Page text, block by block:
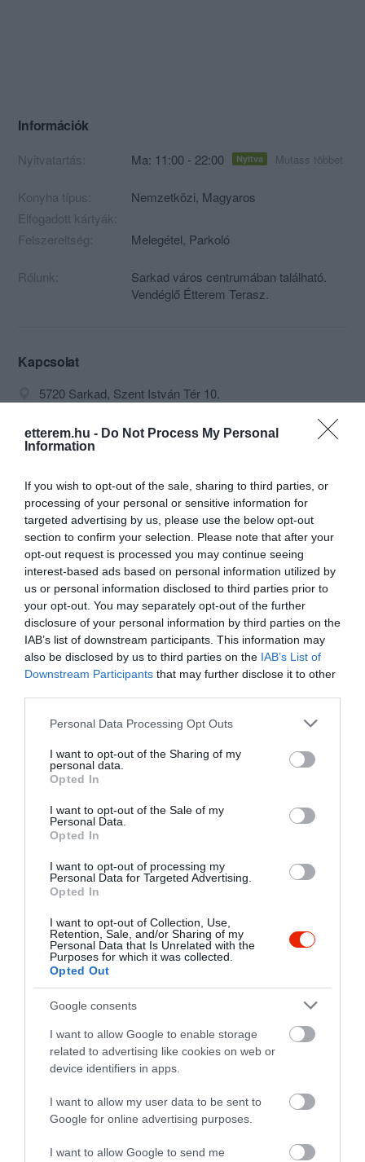
etterem.hu - Do Not Process My Personal
Information
If you wish to opt-out of the sale, sharing to third parties, or
processing of your personal or sensitive information for
targeted advertising by us, please use the below opt-out
section to confirm your selection. Please note that after your
opt-out request is processed you may continue seeing
interest-based ads based on personal information utilized by
us or personal information disclosed to third parties prior to
your opt-out. You may separately opt-out of the further
disclosure of your personal information by third parties on the
IAB’s list of downstream participants. This information may
also be disclosed by us to third parties on the IAB’s List of
Downstream Participants that may further disclose it to other
Please note that this website/app uses one or more Google
not limited to your visit or usage behaviour. You may click to
grant or deny consent to Google and its third-party tags to
use your data for below specified purposes in below Google
consent section.
Personal Data Processing Opt Outs
I want to opt-out of the Sharing of my
personal data.
Opted In
I want to opt-out of the Sale of my
Personal Data.
Opted In
I want to opt-out of processing my
Personal Data for Targeted Advertising.
Opted In
I want to opt-out of Collection, Use,
Retention, Sale, and/or Sharing of my
Personal Data that Is Unrelated with the
Purposes for which it was collected.
Opted Out
Google consents
I want to allow Google to enable storage
related to advertising like cookies on web or
device identifiers in apps.
I want to allow my user data to be sent to
Google for online advertising purposes.
I want to allow Google to send me
Információk
Nyitvatartás: Ma: 11:00 - 22:00 Nyitva Mutass többet
Konyha típus: Nemzetközi, Magyaros
Elfogadott kártyák:
Felszereltség:
Melegétel, Parkoló
Rólunk:
Sarkad város centrumában található.
Vendéglő Étterem Terasz.
Kapcsolat
5720 Sarkad, Szent István Tér 10.
fb.com/AvarVendeglo
Probléma jelentése Te vagy a tulajdonos?
Értékelések
4.0
Összesen 1
5 0
4 1
3 0
2 0
1 0